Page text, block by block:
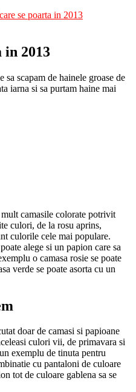
se poarta in 2013
in 2013
scapam de hainele groase de
iarna si sa purtam haine mai
mult camasile colorate potrivit
culori, de la rosu aprins,
culorile cele mai populare.
alege si un papion care sa
o camasa rosie se poate
verde se poate asorta cu un
doar de camasi si papioane
culori vii, de primavara si
exemplu de tinuta pentru
cu pantaloni de culoare
tot de culoare gablena sa se